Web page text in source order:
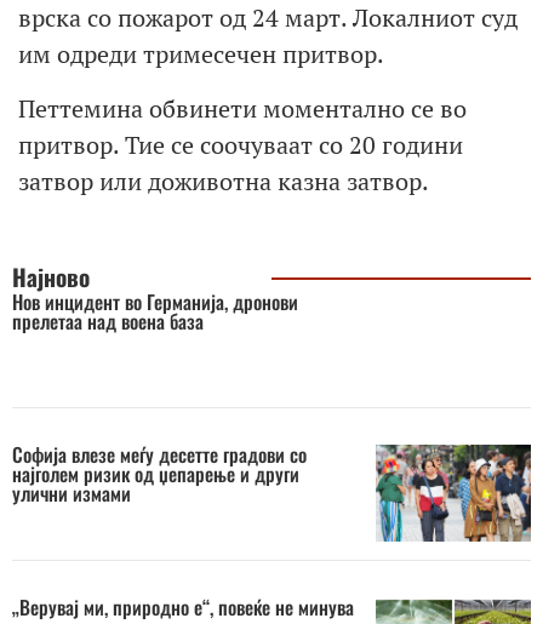
врска со пожарот од 24 март. Локалниот суд
им одреди тримесечен притвор.
Петтемина обвинети моментално се во
притвор. Тие се соочуваат со 20 години
затвор или доживотна казна затвор.
Најново
Нов инцидент во Германија, дронови
прелетаа над воена база
Софија влезе меѓу десетте градови со
најголем ризик од џепарење и други
улични измами
„Верувај ми, природно е“, повеќе не минува